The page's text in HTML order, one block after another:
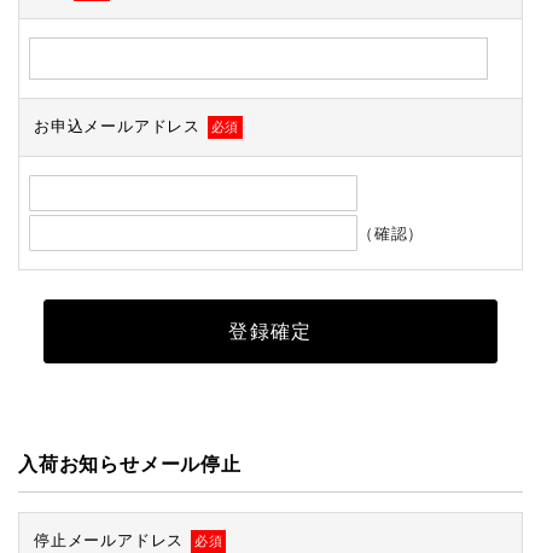
お申込メールアドレス 必須
（確認）
入荷お知らせメール停止
停止メールアドレス 必須